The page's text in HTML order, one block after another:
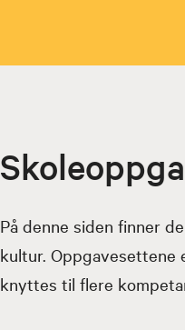
På denne siden finner
kultur. Oppgavesettene
knyttes til flere